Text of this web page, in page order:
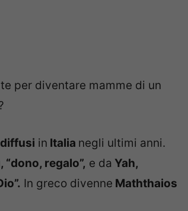
per diventare mamme di un
diffusi in Italia negli ultimi anni.
“dono, regalo”, e da Yah,
In greco divenne Maththaios